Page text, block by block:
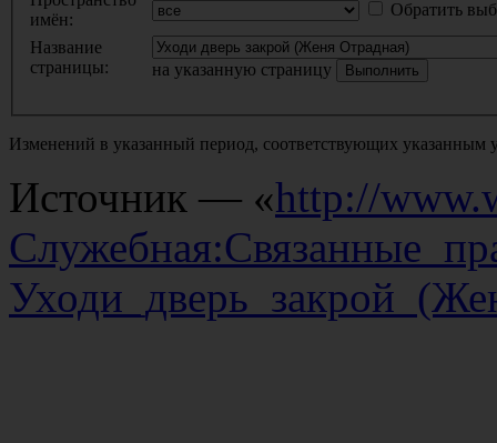
имён:
Обратить
Название
страницы:
на указанную страницу
Изменений в указанный период, соответствующих указанным
Источник — «http://